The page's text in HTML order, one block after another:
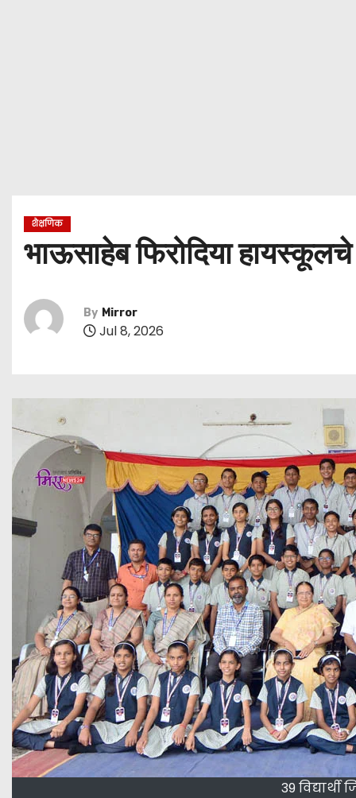
शैक्षणिक
भाऊसाहेब फिरोदिया हायस्कूलचे
By Mirror
Jul 8, 2026
39